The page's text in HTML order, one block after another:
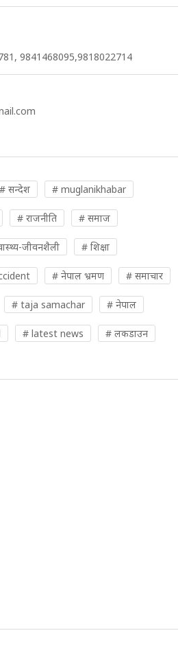
9841468095,9818022714
# सन्देश # muglanikhabar
# राजनीति # समाज
जीवनशैली # शिक्षा
# नेपाल भ्रमण # समाचार
# taja samachar # नेपाल
# latest news # लकडाउन